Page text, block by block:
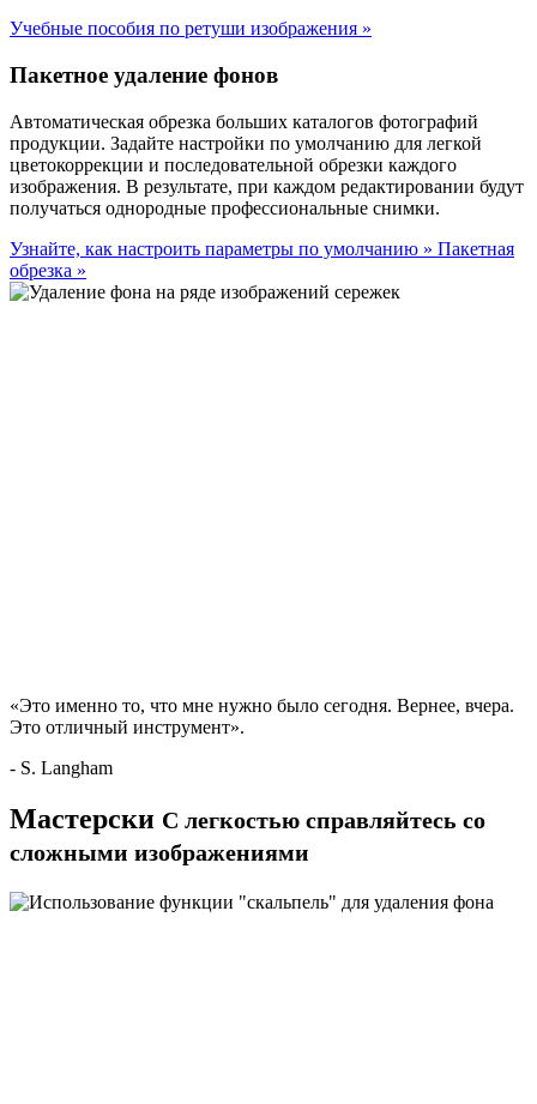
Учебные пособия по ретуши изображения »
Пакетное удаление фонов
Автоматическая обрезка больших каталогов фотографий
продукции. Задайте настройки по умолчанию для легкой
цветокоррекции и последовательной обрезки каждого
изображения. В результате, при каждом редактировании будут
получаться однородные профессиональные снимки.
Узнайте, как настроить параметры по умолчанию » Пакетная
обрезка »
«Это именно то, что мне нужно было сегодня. Вернее, вчера.
Это отличный инструмент».
- S. Langham
Мастерски С легкостью справляйтесь со
сложными изображениями